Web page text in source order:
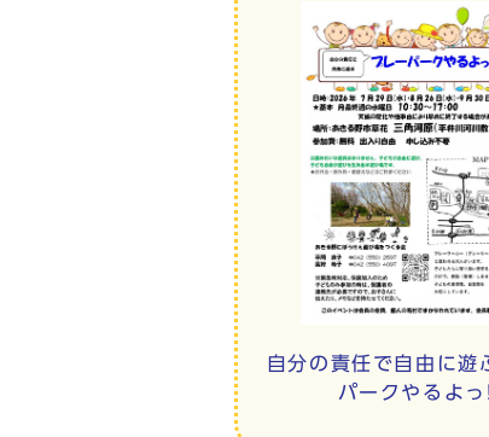
自分の責任で自由に遊
パークやるよっ!